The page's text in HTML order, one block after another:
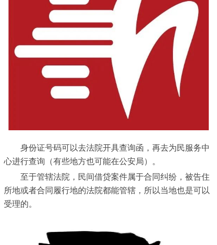
身份证号码可以去法院开具查询函，再去为民服务中
心进行查询（有些地方也可能在公安局）。
至于管辖法院，民间借贷案件属于合同纠纷，被告住
所地或者合同履行地的法院都能管辖，所以当地也是可以
受理的。